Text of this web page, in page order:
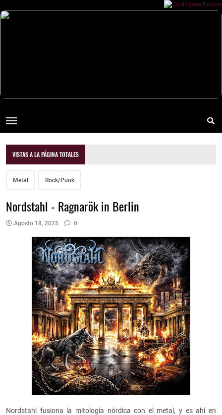
VISTAS A LA PÁGINA TOTALES
Metal Rock/Punk
Nordstahl - Ragnarök in Berlin
Agosto 18, 2025 0
Nordstahl fusiona la mitología nórdica con el metal, y es ahí en